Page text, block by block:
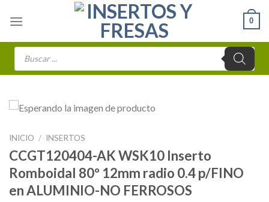
0
Búsqueda
INICIO / INSERTOS
CCGT120404-AK WSK10 Inserto
Romboidal 80º 12mm radio 0.4 p/FINO
en ALUMINIO-NO FERROSOS